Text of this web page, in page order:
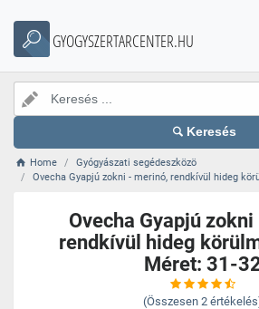
GYOGYSZERTARCENTER.HU
Keresés
Home
Gyógyászati segédeszközö
Ovecha Gyapjú zokni - merinó, rendkívül hideg
Ovecha Gyapjú
rendkívül hideg
Méret: 31-
(Összesen 2